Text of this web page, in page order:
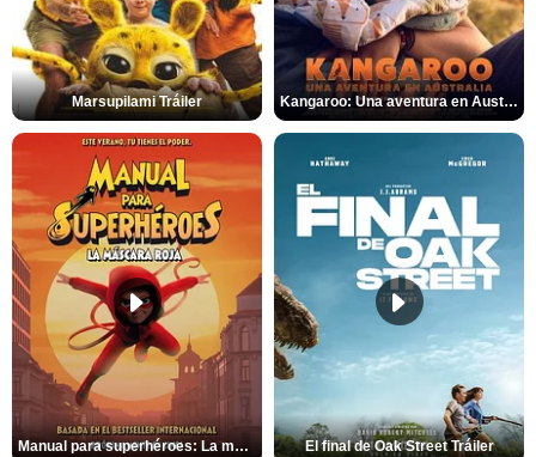
Marsupilami Tráiler Kangaroo: Una aventura en Australia Tráiler
Manual para superhéroes: La máscara roja Tráiler El final de Oak Street Tráiler